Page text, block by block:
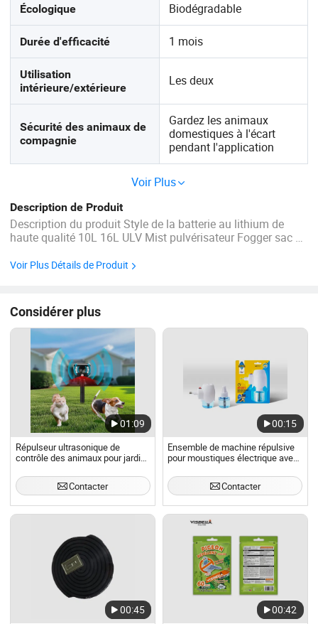
Écologique Biodégradable
Durée d'efficacité 1 mois
Utilisation
intérieure/extérieure
Les deux
Sécurité des animaux de
compagnie
Gardez les animaux
domestiques à l'écart
pendant l'application
Voir Plus
Description de Produit
Description du produit Style de la batterie au lithium de
haute qualité 10L 16L ULV Mist pulvérisateur Fogger sac à
bas volume Spray (ULV) ? La taille de gouttelette inférieure
Voir Plus Détails de Produit
Considérer plus
01:09
Répulseur ultrasonique de
contrôle des animaux pour jardin,
Contacter
00:15
Ensemble de machine répulsive
pour moustiques électrique avec
bébé
Contacter
00:45 00:42